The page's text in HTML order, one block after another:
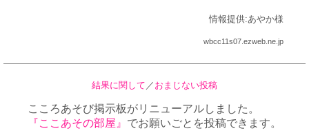
情報提供:あやか様
wbcc11s07.ezweb.ne.jp
結果に関して ／ おまじない投稿
こころあそび掲示板がリニューアルしました。
『ここあその部屋』 でお願いごとを投稿できます。